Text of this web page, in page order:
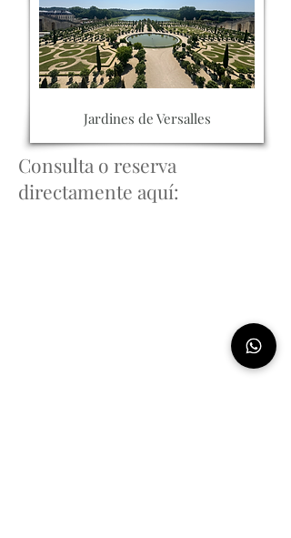
Jardines de Versalles
Consulta o reserva
directamente aquí: